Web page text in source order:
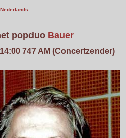
Nederlands
popduo Bauer
747 AM (Concertzender)